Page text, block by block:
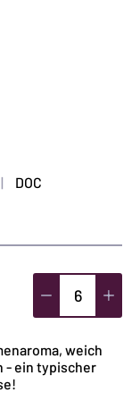
DOC
Langhe
Milandola
Menge
weich
- ein typischer